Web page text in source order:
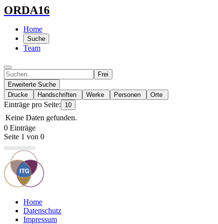
ORDA16
Home
Suche
Team
Frei
Erweiterte Suche
Drucke
Handschriften Werke Personen Orte
Einträge pro Seite: 10
Keine Daten gefunden.
0 Einträge
Seite 1 von 0
Home
Datenschutz
Impressum